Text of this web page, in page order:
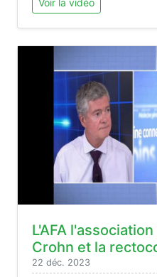
Voir la vidéo
L'AFA
Crohn et la
22 déc. 2023